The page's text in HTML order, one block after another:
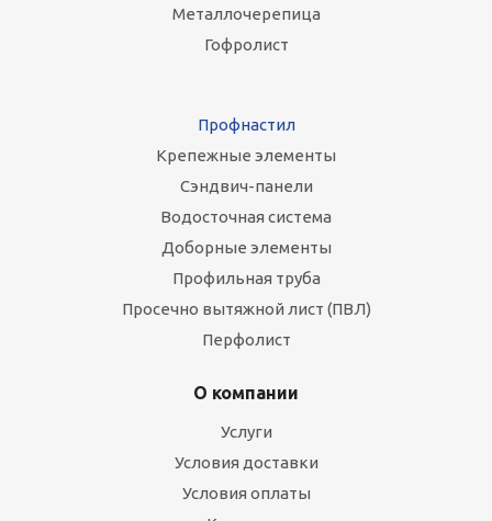
Металлочерепица
Гофролист
Профнастил
Крепежные элементы
Сэндвич-панели
Водосточная система
Доборные элементы
Профильная труба
Просечно вытяжной лист (ПВЛ)
Перфолист
О компании
Услуги
Условия доставки
Условия оплаты